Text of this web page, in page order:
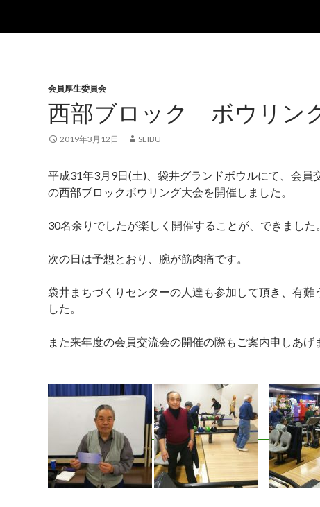
会員厚生委員会
西部ブロック ボウリン
2019年3月12日 SEIBU
平成31年3月9日(土)、袋井グランドボウルにて、会員
の西部ブロックボウリング大会を開催しました。
30名余りでしたが楽しく開催することが、できました
次の日は予想とおり、腕が筋肉痛です。
袋井まちづくりセンターの人達も参加して頂き、有難
した。
また来年度の会員交流会の開催の際もご案内申しあげ